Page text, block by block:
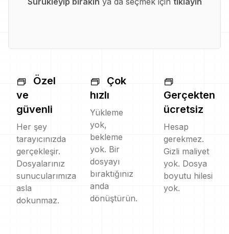
Özel
ve
güvenli
Her şey
tarayıcınızda
gerçekleşir.
Dosyalarınız
sunucularımıza
asla
dokunmaz.
Çok
hızlı
Yükleme
yok,
bekleme
yok. Bir
dosyayı
bıraktığınız
anda
dönüştürün.
Gerçekten
ücretsiz
Hesap
gerekmez.
Gizli maliyet
yok. Dosya
boyutu hilesi
yok.